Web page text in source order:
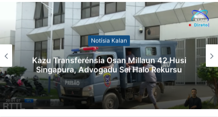
Notísia Kalan
Kazu Transferénsia Osan Millaun 42 Husi
Singapura, Advogadu Sei Halo Rekursu